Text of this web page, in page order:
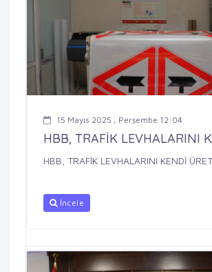
15 Mayıs 2025 , Perşembe 12:04
HBB, TRAFİK LEVHALARINI
HBB, TRAFİK LEVHALARINI KENDİ
İncele